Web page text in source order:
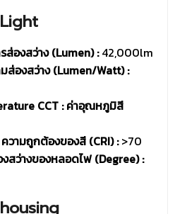
องสว่าง (Lumen) :42,000lm
ส่องสว่าง (Lumen/Watt) :
CCT : ค่าอุณหภูมิสี
วามถูกต้องของสี (CRI) :>70
สว่างของหลอดไฟ (Degree) :